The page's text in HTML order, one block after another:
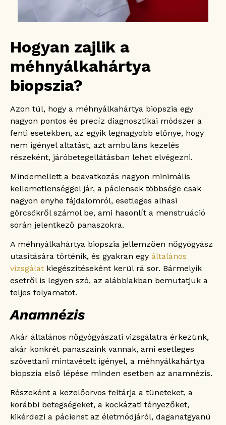
Hogyan zajlik a
méhnyálkahártya
biopszia?
Azon túl, hogy a méhnyálkahártya biopszia egy
nagyon pontos és precíz diagnosztikai módszer a
fenti esetekben, az egyik legnagyobb előnye, hogy
nem igényel altatást, azt ambuláns kezelés
részeként, járóbetegellátásban lehet elvégezni.
Mindemellett a beavatkozás nagyon minimális
kellemetlenséggel jár, a páciensek többsége csak
nagyon enyhe fájdalomról, esetleges alhasi
görcsökről számol be, ami hasonlít a menstruáció
során jelentkező panaszokra.
A méhnyálkahártya biopszia jellemzően nőgyógyász
utasítására történik, és gyakran egy általános
vizsgálat kiegészítéseként kerül rá sor. Bármelyik
esetről is legyen szó, az alábbiakban bemutatjuk a
teljes folyamatot.
Anamnézis
Akár általános nőgyógyászati vizsgálatra érkezünk,
akár konkrét panaszaink vannak, ami esetleges
szövettani mintavételt igényel, a méhnyálkahártya
biopszia első lépése minden esetben az anamnézis.
Részeként a kezelőorvos feltárja a tüneteket, a
korábbi betegségeket, a kockázati tényezőket,
kikérdezi a pácienst az életmódjáról, daganatgyanú